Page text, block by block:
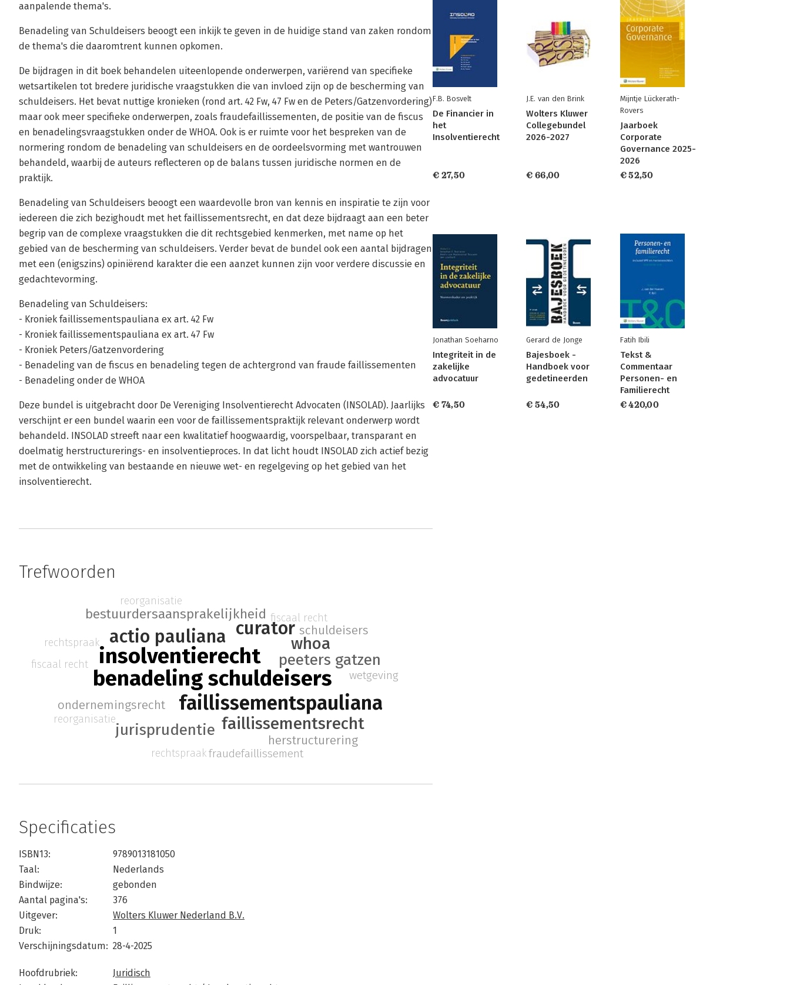
aanpalende thema's.
Benadeling van Schuldeisers beoogt een inkijk te geven in de huidige stand van zaken rondom
de thema's die daaromtrent kunnen opkomen.
De bijdragen in dit boek behandelen uiteenlopende onderwerpen, variërend van specifieke
wetsartikelen tot bredere juridische vraagstukken die van invloed zijn op de bescherming van
schuldeisers. Het bevat nuttige kronieken (rond art. 42 Fw, 47 Fw en de Peters/Gatzenvordering)
maar ook meer specifieke onderwerpen, zoals fraudefaillissementen, de positie van de fiscus
en benadelingsvraagstukken onder de WHOA. Ook is er ruimte voor het bespreken van de
normering rondom de benadeling van schuldeisers en de oordeelsvorming met wantrouwen
behandeld, waarbij de auteurs reflecteren op de balans tussen juridische normen en de
praktijk.
Benadeling van Schuldeisers beoogt een waardevolle bron van kennis en inspiratie te zijn voor
iedereen die zich bezighoudt met het faillissementsrecht, en dat deze bijdraagt aan een beter
begrip van de complexe vraagstukken die dit rechtsgebied kenmerken, met name op het
gebied van de bescherming van schuldeisers. Verder bevat de bundel ook een aantal bijdragen
met een (enigszins) opiniërend karakter die een aanzet kunnen zijn voor verdere discussie en
gedachtevorming.
Benadeling van Schuldeisers:
- Kroniek faillissementspauliana ex art. 42 Fw
- Kroniek faillissementspauliana ex art. 47 Fw
- Kroniek Peters/Gatzenvordering
- Benadeling van de fiscus en benadeling tegen de achtergrond van fraude faillissementen
- Benadeling onder de WHOA
Deze bundel is uitgebracht door De Vereniging Insolventierecht Advocaten (INSOLAD). Jaarlijks
verschijnt er een bundel waarin een voor de faillissementspraktijk relevant onderwerp wordt
behandeld. INSOLAD streeft naar een kwalitatief hoogwaardig, voorspelbaar, transparant en
doelmatig herstructurerings- en insolventieproces. In dat licht houdt INSOLAD zich actief bezig
met de ontwikkeling van bestaande en nieuwe wet- en regelgeving op het gebied van het
insolventierecht.
Trefwoorden
benadeling schuldeisers
insolventierecht
faillissementspauliana
actio pauliana curator
whoa
faillissementsrecht
peeters gatzen
jurisprudentie
bestuurdersaansprakelijkheid
ondernemingsrecht
schuldeisers
herstructurering
fraudefaillissement
wetgeving
fiscaal recht
rechtspraak
reorganisatie
fiscaal recht
rechtspraak
reorganisatie
Specificaties
ISBN13:
9789013181050
Taal:
Nederlands
Bindwijze:
gebonden
Aantal pagina's:
376
Uitgever:
Wolters Kluwer Nederland B.V.
Druk:
1
Verschijningsdatum: 28-4-2025
Hoofdrubriek:
Juridisch
F.B. Bosvelt
De Financier in
het
Insolventierecht
€ 27,50
J.E. van den Brink
Wolters Kluwer
Collegebundel
2026-2027
€ 66,00
Mijntje Lückerath-
Rovers
Jaarboek
Corporate
Governance 2025-
2026
€ 52,50
Jonathan Soeharno
Integriteit in de
zakelijke
advocatuur
€ 74,50
Gerard de Jonge
Bajesboek -
Handboek voor
gedetineerden
€ 54,50
Fatih Ibili
Tekst &
Commentaar
Personen- en
Familierecht
€ 420,00